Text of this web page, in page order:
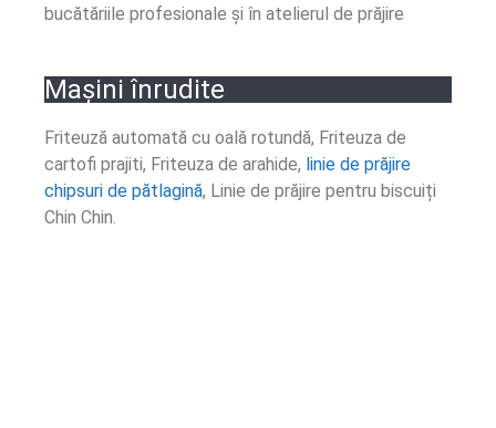
bucătăriile profesionale și în atelierul de prăjire
Mașini înrudite
Friteuză automată cu oală rotundă, Friteuza de
cartofi prajiti, Friteuza de arahide, linie de prăjire
chipsuri de pătlagină, Linie de prăjire pentru biscuiți
Chin Chin.